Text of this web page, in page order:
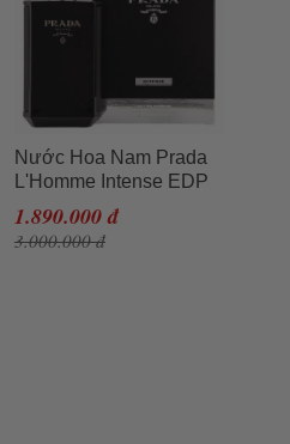
Nước Hoa Nam Prada
L'Homme Intense EDP
100ml Thanh Lý Không
Seal
1.890.000 đ
3.000.000 đ